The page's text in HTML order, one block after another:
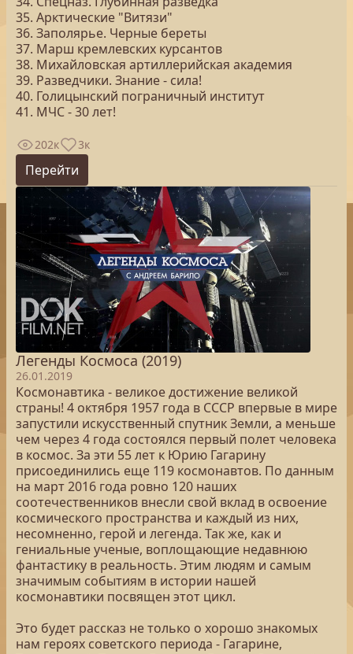
35. Арктические "Витязи"
36. Заполярье. Черные береты
37. Марш кремлевских курсантов
38. Михайловская артиллерийская академия
39. Разведчики. Знание - сила!
40. Голицынский пограничный институт
41. МЧС - 30 лет!
202к 3к
Перейти
Легенды Космоса (2019)
26.01.2019
Космонавтика - великое достижение великой
страны! 4 октября 1957 года в СССР впервые в мире
запустили искусственный спутник Земли, а меньше
чем через 4 года состоялся первый полет человека
в космос. За эти 55 лет к Юрию Гагарину
присоединились еще 119 космонавтов. По данным
на март 2016 года ровно 120 наших
соотечественников внесли свой вклад в освоение
космического пространства и каждый из них,
несомненно, герой и легенда. Так же, как и
гениальные ученые, воплощающие недавнюю
фантастику в реальность. Этим людям и самым
значимым событиям в истории нашей
космонавтики посвящен этот цикл.
Это будет рассказ не только о хорошо знакомых
нам героях советского периода - Гагарине,